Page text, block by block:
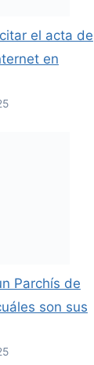
el acta de
en
Parchís de
son sus